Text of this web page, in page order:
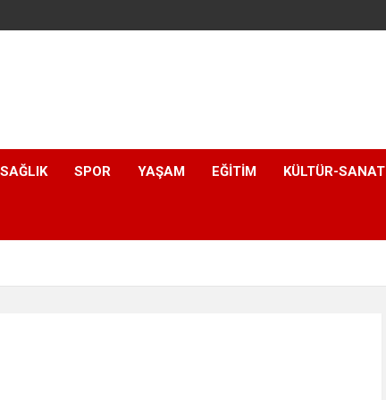
SAĞLIK SPOR YAŞAM EĞITIM KÜLTÜR-SANAT